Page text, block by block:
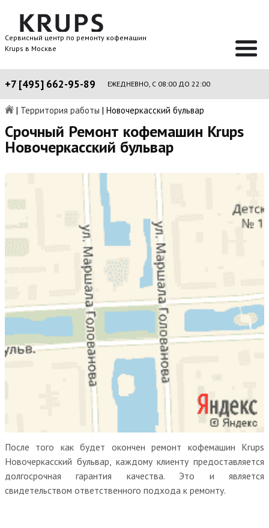
Сервисный центр по ремонту кофемашин
Krups в Москве
+7 [495] 662-95-89 ЕЖЕДНЕВНО, С 08:00 ДО 22:00
| Территория работы | Новочеркасский бульвар
Срочный Ремонт кофемашин Krups
Новочеркасский бульвар
После того как будет окончен ремонт кофемашин Krups
Новочеркасский бульвар, каждому клиенту предоставляется
долгосрочная гарантия качества. Это и является
свидетельством ответственного подхода к ремонту.